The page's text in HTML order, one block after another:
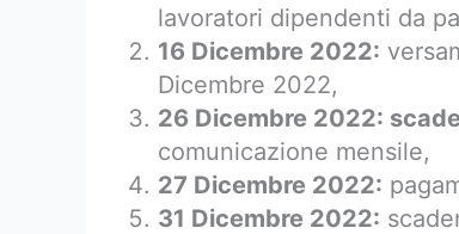
lavoratori dipendenti da
16 Dicembre 2022:
Dicembre 2022,
26 Dicembre 2022:
comunicazione mensile,
27 Dicembre 2022:
31 Dicembre 2022: